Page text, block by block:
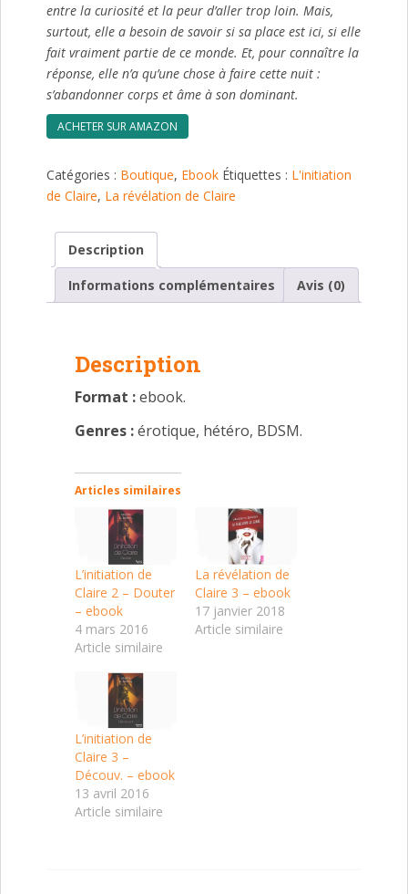
entre la curiosité et la peur d’aller trop loin. Mais,
surtout, elle a besoin de savoir si sa place est ici, si elle
fait vraiment partie de ce monde. Et, pour connaître la
réponse, elle n’a qu’une chose à faire cette nuit :
s’abandonner corps et âme à son dominant.
ACHETER SUR AMAZON
Catégories : Boutique, Ebook Étiquettes : L'initiation
de Claire, La révélation de Claire
Description
Informations complémentaires Avis (0)
Description
Format :ebook.
Genres :érotique, hétéro, BDSM.
Articles similaires
L’initiation de
Claire 2 – Douter
– ebook
4 mars 2016
Article similaire
La révélation de
Claire 3 – ebook
17 janvier 2018
Article similaire
L’initiation de
Claire 3 –
Découv. – ebook
13 avril 2016
Article similaire